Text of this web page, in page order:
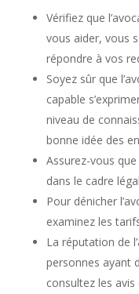
Vérifiez que
vous aider, vous
répondre à vos
Soyez sûr que
capable
niveau de
bonne idée des
Assurez-vous
dans le cadre
Pour dénicher
examinez les
La réputation de
personnes ayant
consultez les